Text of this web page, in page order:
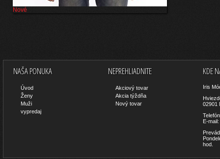
Nové
NAŠA PONUKA
Úvod
Ženy
Muži
vypredaj
NEPREHLIADNITE
Akciový tovar
Akcia týždňa
Nový tovar
KDE
Iris
02901
E-
hod.